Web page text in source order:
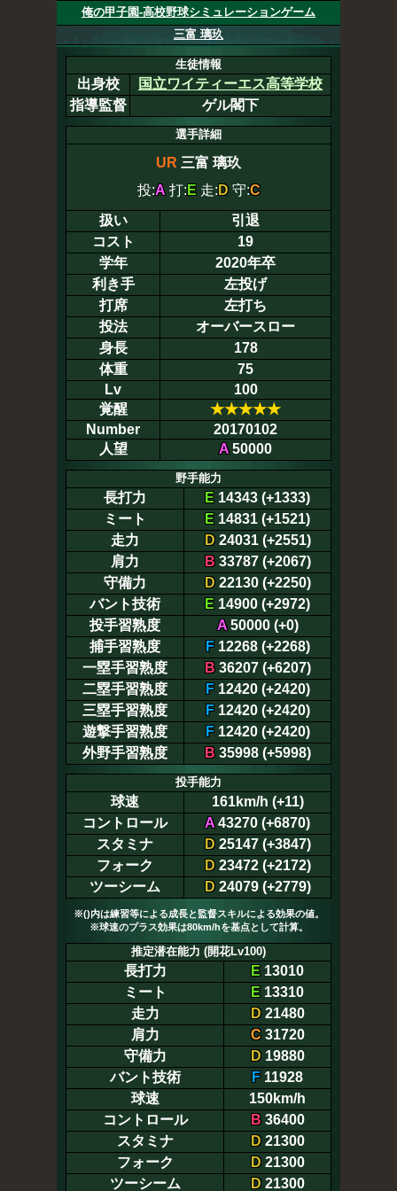
俺の甲子園-高校野球シミュレーションゲーム
三富 璃玖
生徒情報
出身校
国立ワイティーエス高等学校
指導監督
ゲル閣下
選手詳細
UR 三富 璃玖
投:A打: E走: D守:C
扱い
引退
コスト
19
学年
2020年卒
利き手
左投げ
打席
左打ち
投法
オーバースロー
身長
178
体重
75
Lv
100
覚醒
★★★★★
Number
20170102
人望
A50000
野手能力
長打力 E 14343 (+1333)
ミート
E 14831 (+1521)
走力
D24031 (+2551)
肩力
B33787 (+2067)
守備力
D22130 (+2250)
バント技術
E 14900 (+2972)
投手習熟度
A50000 (+0)
捕手習熟度
F12268 (+2268)
一塁手習熟度
B36207 (+6207)
二塁手習熟度
F12420 (+2420)
三塁手習熟度
F12420 (+2420)
遊撃手習熟度
F12420 (+2420)
外野手習熟度
B35998 (+5998)
投手能力
球速
161km/h (+11)
コントロール
A43270 (+6870)
スタミナ
D25147 (+3847)
フォーク
D23472 (+2172)
ツーシーム
D24079 (+2779)
※()内は練習等による成長と監督スキルによる効果の値。
※球速のプラス効果は80km/hを基点として計算。
推定潜在能力 (開花Lv100)
長打力 E 13010
ミート
E 13310
走力
D21480
肩力
C31720
守備力
D19880
バント技術
F 11928
球速
150km/h
コントロール
B36400
スタミナ
D21300
フォーク
D21300
ツーシーム
D21300